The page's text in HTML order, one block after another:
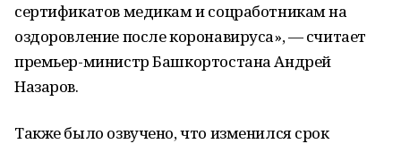
сертификатов медикам и соцработникам на
оздоровление после коронавируса», — считает
премьер-министр Башкортостана Андрей
Назаров.
Также было озвучено, что изменился срок